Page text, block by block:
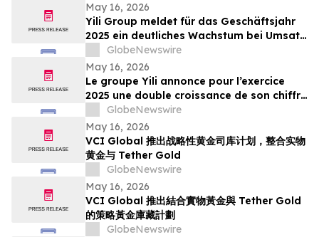
May 16, 2026
Yili Group meldet für das Geschäftsjahr
2025 ein deutliches Wachstum bei Umsatz
und Gewinn; seit dem Börsengang vor 30
Jahren ist der Umsatz um das 500-Fache
gestiegen
GlobeNewswire
May 16, 2026
Le groupe Yili annonce pour l’exercice
2025 une double croissance de son chiffre
d’affaires et de ses bénéfices, marquant
ainsi une multiplication par 500 de son
chiffre d’affaires en 30 ans depuis son
introduction en bourse
GlobeNewswire
May 16, 2026
VCI Global 推出战略性黄金司库计划，整合实物
黄金与 Tether Gold
GlobeNewswire
May 16, 2026
VCI Global 推出結合實物黃金與 Tether Gold
的策略黃金庫藏計劃
GlobeNewswire